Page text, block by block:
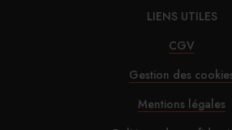
29/07/2026
29/07/2026
Brown-Forman rejette
LIENS UTILES
CGV
Gestion des
Mentions légales